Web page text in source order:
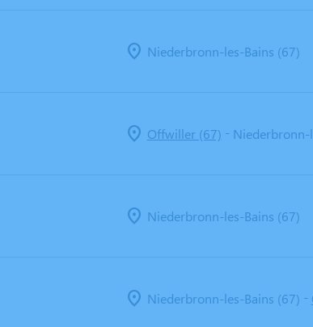
Niederbronn-les-Bains (67)
Offwiller (67) - Niederbronn-
Niederbronn-les-Bains (67)
Niederbronn-les-Bains (67) -